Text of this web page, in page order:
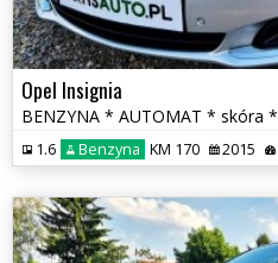
Opel Insignia
1.6 Benzyna KM 170 2015